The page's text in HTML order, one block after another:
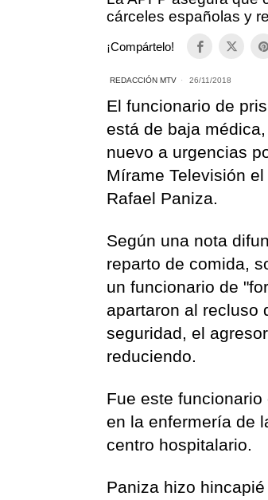
cárceles españolas y
¡Compártelo!
REDACCIÓN MTV 26/11/2018
El funcionario de
está de baja
nuevo a urgencias
Mírame Televisión
Rafael Paniza.
Según una nota
reparto de comida,
un funcionario de
apartaron al recluso
seguridad, el
reduciendo.
Fue este
en la enfermería de
centro hospitalario.
Paniza hizo